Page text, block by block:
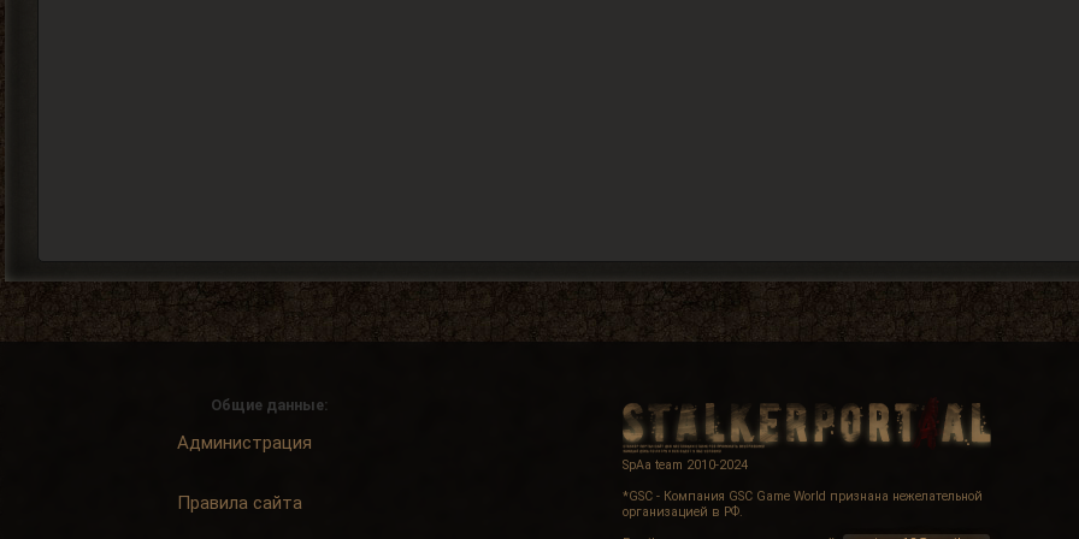
Общие данные:
Администрация
Правила сайта
SpAa team 2010-2024
*GSC - Компания GSC Game World признана нежелательной
организацией в РФ.